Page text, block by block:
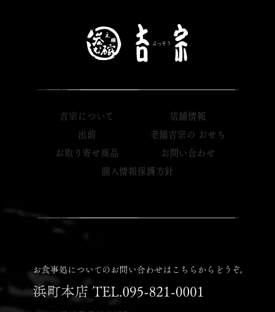
吉宗について
店舗情報
出前
老舗吉宗の おせち
お取り寄せ商品
お問い合わせ
個人情報保護方針